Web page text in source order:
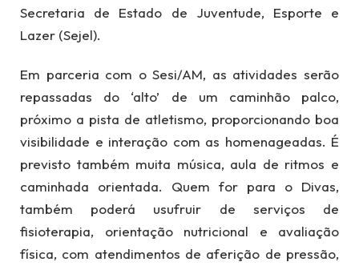
Secretaria de Estado de Juventude, Esporte e
Lazer (Sejel).
Em parceria com o Sesi/AM, as atividades serão
repassadas do ‘alto’ de um caminhão palco,
próximo a pista de atletismo, proporcionando boa
visibilidade e interação com as homenageadas. É
previsto também muita música, aula de ritmos e
caminhada orientada. Quem for para o Divas,
também poderá usufruir de serviços de
fisioterapia, orientação nutricional e avaliação
física, com atendimentos de aferição de pressão,